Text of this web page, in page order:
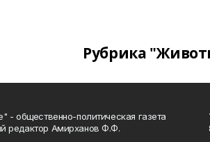
Рубрика
- общественно-политическая газета
редактор Амирханов Ф.Ф.